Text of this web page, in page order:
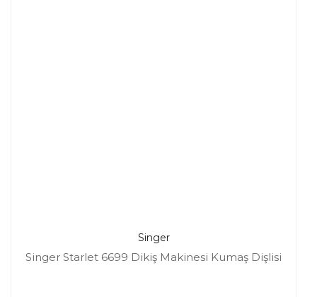
Singer
Singer Starlet 6699 Dikiş Makinesi Kumaş Dişlisi